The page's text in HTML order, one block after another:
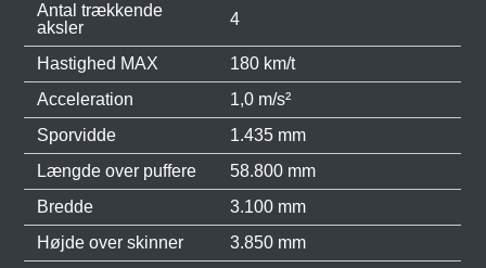
Antal trækkende
aksler
4
Hastighed MAX
180 km/t
Acceleration
1,0 m/s²
Sporvidde
1.435 mm
Længde over puffere
58.800 mm
Bredde
3.100 mm
Højde over skinner
3.850 mm